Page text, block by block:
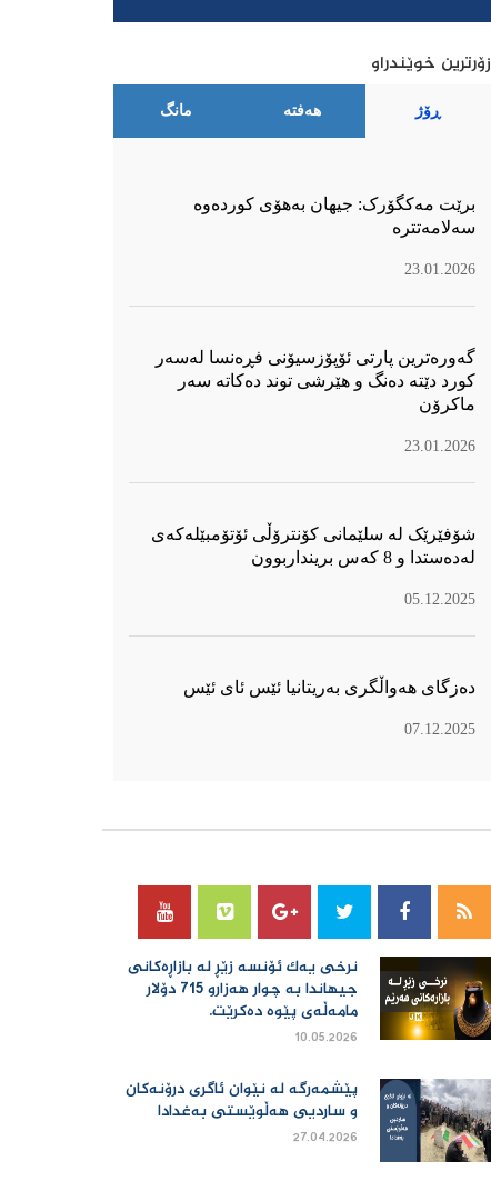
زۆرترین خوێندراو
ڕۆژ هەفتە مانگ
برێت مەکگۆرک: جیهان بەهۆی کوردەوە
سەلامەتترە
23.01.2026
گەورەترین پارتی ئۆپۆزسیۆنی فڕەنسا لەسەر
كورد دێتە دەنگ و هێرشی توند دەكاتە سەر
ماكرۆن
23.01.2026
شۆفێرێک لە سلێمانی کۆنترۆڵی ئۆتۆمبێلەکەی
لەدەستدا و 8 کەس برینداربوون
05.12.2025
دەزگای هەواڵگری بەریتانیا ئێس ئای ئێس
07.12.2025
نرخی یەك ئۆنسە زێڕ لە بازاڕەكانی
جیهاندا بە چوار هەزارو 715 دۆلار
مامەڵەی پێوە دەكرێت.
10.05.2026
پێشمەرگە لە نێوان ئاگری درۆنەکان
و ساردیی هەڵوێستی بەغدادا
27.04.2026